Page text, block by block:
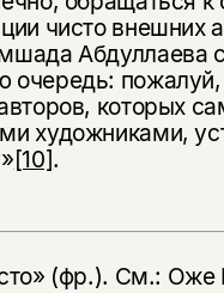
чисто внешних
Абдуллаева
очередь: пожалуй,
которых
художниками,
[10].
(фр.). См.: Оже